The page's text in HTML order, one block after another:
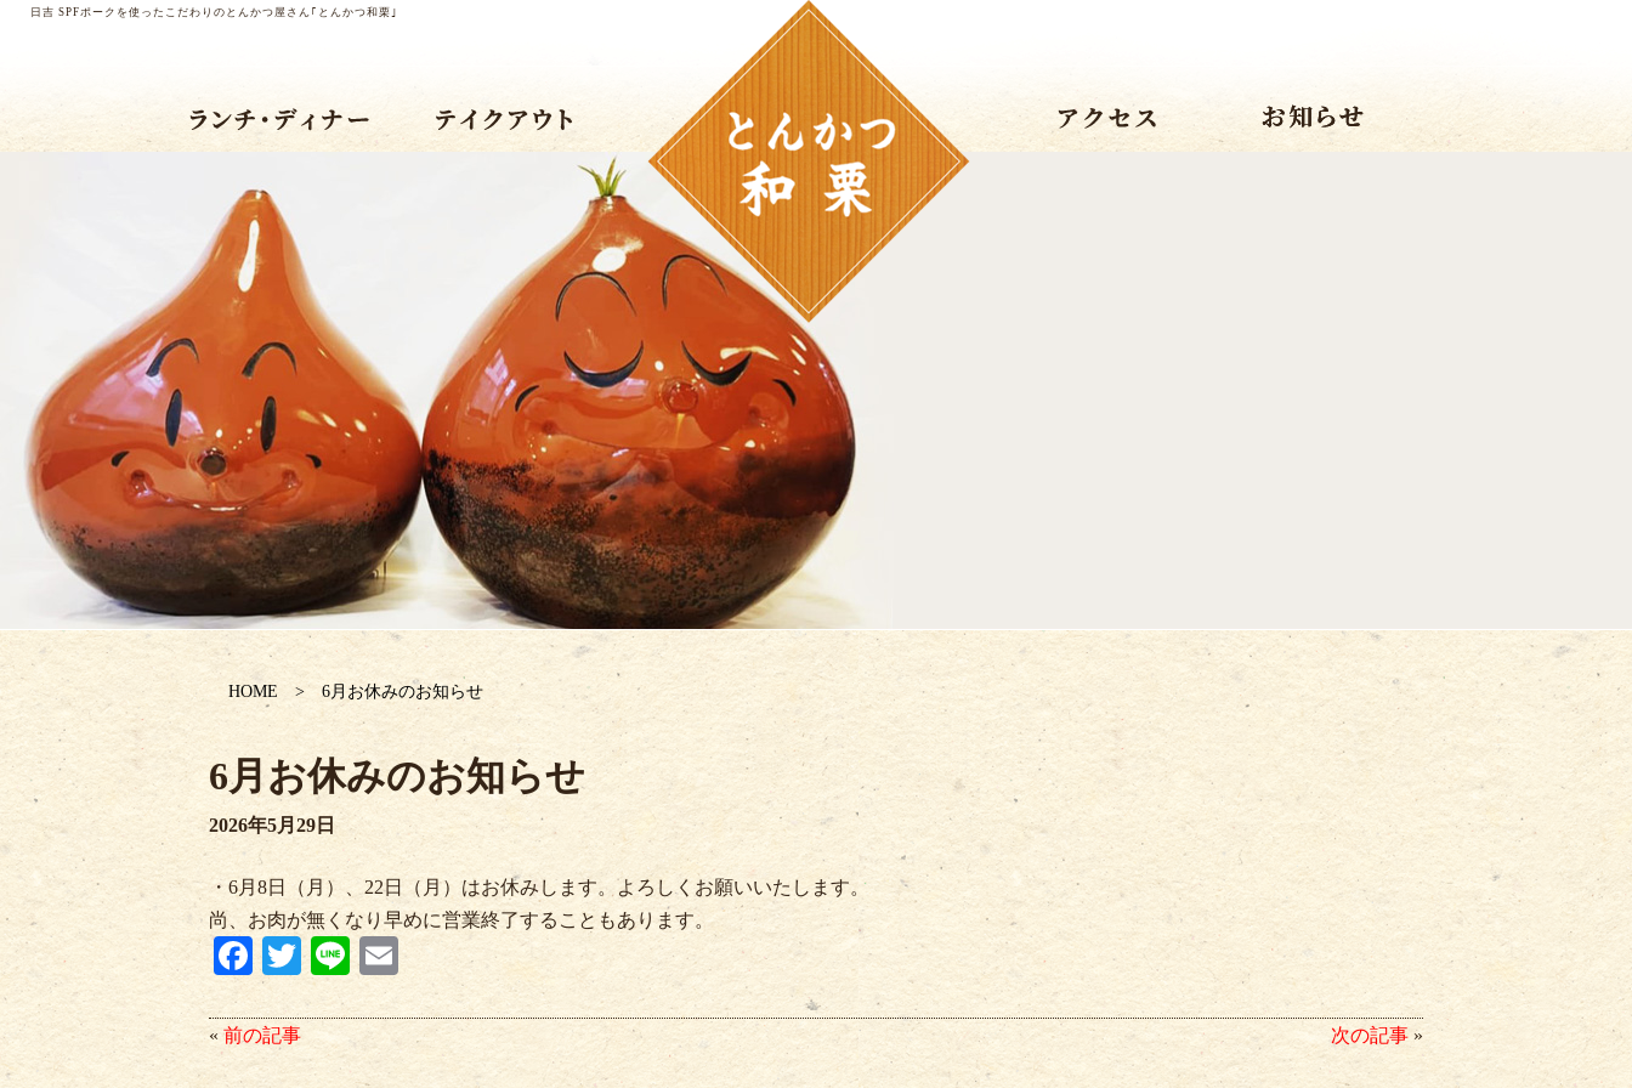
日吉 SPFポークを使ったこだわりのとんかつ屋さん｢とんかつ和栗｣
HOME 6月お休みのお知らせ
6月お休みのお知らせ
2026年5月29日
・6月8日（月）、22日（月）はお休みします。よろしくお願いいたします。
尚、お肉が無くなり早めに営業終了することもあります。
Fa
ce
bo
ok
T
wi
tte
r
Li
ne
E
m
ail
«前の記事 次の記事 »